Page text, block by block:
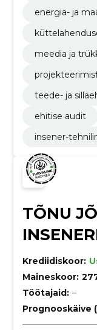
energia- ja
meedia ja
teede- ja
ehitise audit
insener-
TÕNU
Krediidiskoor:
Maineskoor:
Töötajaid: –
Prognooskäive